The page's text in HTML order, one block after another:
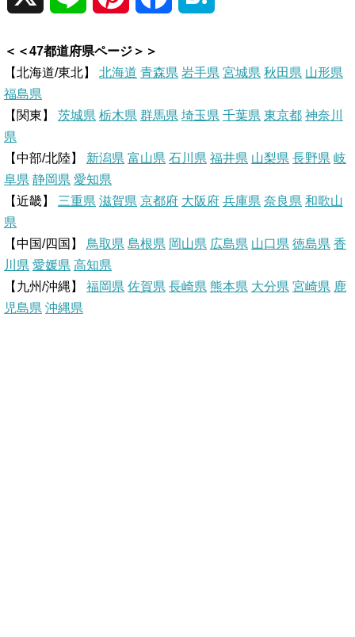
n n
s
t
c
k
t
＜＜47都道府県ページ＞＞
【北海道/東北】 北海道 青森県 岩手県 宮城県 秋田県 山形県
福島県
【関東】 茨城県 栃木県 群馬県 埼玉県 千葉県 東京都 神奈川
県
【中部/北陸】 新潟県 富山県 石川県 福井県 山梨県 長野県 岐
阜県 静岡県 愛知県
【近畿】 三重県 滋賀県 京都府 大阪府 兵庫県 奈良県 和歌山
県
【中国/四国】 鳥取県 島根県 岡山県 広島県 山口県 徳島県 香
川県 愛媛県 高知県
【九州/沖縄】 福岡県 佐賀県 長崎県 熊本県 大分県 宮崎県 鹿
児島県 沖縄県